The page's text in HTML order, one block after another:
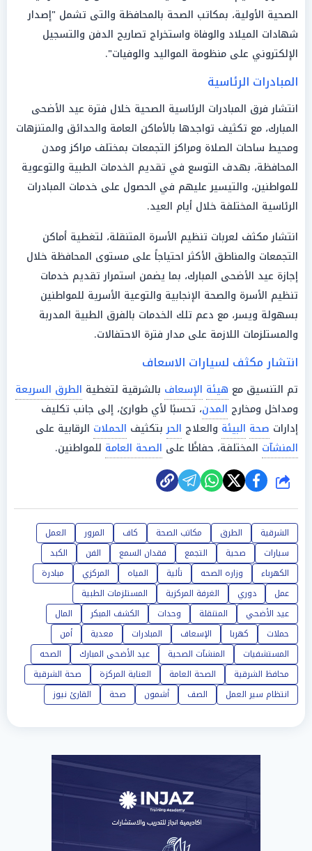
الصحية الأولية، بمكاتب الصحة بالمحافظة والتى تشمل "إصدار
شهادات الميلاد والوفاة واستخراج تصاريح الدفن والتسجيل
الإلكتروني على منظومة المواليد والوفيات".
المبادرات الرئاسية
انتشار فرق المبادرات الرئاسية الصحية خلال فترة عيد الأضحى
المبارك، مع تكثيف تواجدها بالأماكن العامة والحدائق والمتنزهات
ومحيط ساحات الصلاة ومراكز التجمعات بمختلف مراكز ومدن
المحافظة، بهدف التوسع في تقديم الخدمات الطبية والتوعوية
للمواطنين، والتيسير عليهم في الحصول على خدمات المبادرات
الرئاسية المختلفة خلال أيام العيد.
انتشار مكثف لعربات تنظيم الأسرة المتنقلة، لتغطية أماكن
التجمعات والمناطق الأكثر احتياجاً على مستوى المحافظة خلال
إجازة عيد الأضحى المبارك، بما يضمن استمرار تقديم خدمات
تنظيم الأسرة والصحة الإنجابية والتوعية الأسرية للمواطنين
بسهولة ويسر، مع دعم تلك الخدمات بالفرق الطبية المدربة
والمستلزمات اللازمة على مدار فترة الاحتفالات.
انتشار مكثف لسيارات الاسعاف
تم التنسيق مع هيئة الإسعاف بالشرقية لتغطية الطرق السريعة
ومداخل ومخارج المدن، تحسبًا لأي طوارئ، إلى جانب تكليف
إدارات صحة البيئة والعلاج الحربتكثيف الحملات الرقابية على
المنشآت المختلفة، حفاظًا على الصحة العامة للمواطنين.
شارك
الشرقية الطرق مكاتب الصحة كاف المرور
العمل
سيارات
صحية التجمع فقدان السمع الفن
الكبد
الكهرباء
وزاره الصحه تألية المياه المركزي
مبادرة
عمل
دوري الغرفة المركزية
المستلزمات الطبية
عيد الأضحي
المتنقلة وحدات الكشف المبكر
المال
حملات
كهربا الإسعاف المبادرات معدية
أمن
المستشفيات
المنشآت الصحية عيد الأضحى المبارك
الصحه
محافظ الشرقية
الصحة العامة العناية المركزة
صحة الشرقية
انتظام سير العمل
الصف أشمون صحة القارئ نيوز